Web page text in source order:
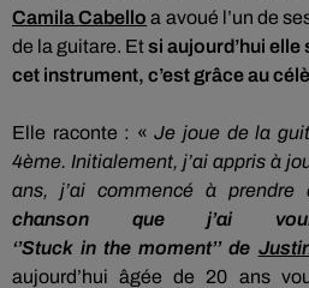
CamilaCabello a avoué l’un de
de la guitare. Etsi aujourd’hui
cet instrument, c’est grâce au
Elle raconte : «Je joue de la
4ème. Initialement, j’ai appris à
ans, j’ai commencé à prendre
chanson que j’ai
‘’Stuck in the moment’’ de
aujourd’hui âgée de 20 ans